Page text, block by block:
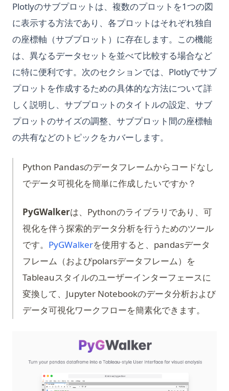
Plotlyのサブプロットは、複数のプロットを1つの図
に表示する方法であり、各プロットはそれぞれ独自
の座標軸（サブプロット）に存在します。この機能
は、異なるデータセットを並べて比較する場合など
に特に便利です。次のセクションでは、Plotlyでサブ
プロットを作成するための具体的な方法について詳
しく説明し、サブプロットのタイトルの設定、サブ
プロットのサイズの調整、サブプロット間の座標軸
の共有などのトピックをカバーします。
Python Pandasのデータフレームからコードなし
でデータ可視化を簡単に作成したいですか？
PyGWalkerは、Pythonのライブラリであり、可
視化を伴う探索的データ分析を行うためのツール
です。 PyGWalker(opens in a new tab)
を使用すると、pandasデータ
フレーム（およびpolarsデータフレーム）を
Tableauスタイルのユーザーインターフェースに
変換して、Jupyter Notebookのデータ分析および
データ可視化ワークフローを簡素化できます。